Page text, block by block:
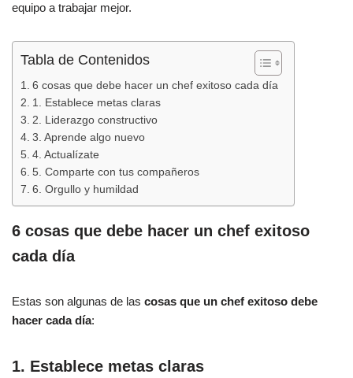
equipo a trabajar mejor.
Tabla de Contenidos
6 cosas que debe hacer un chef exitoso cada día
1. Establece metas claras
2. Liderazgo constructivo
3. Aprende algo nuevo
4. Actualízate
5. Comparte con tus compañeros
6. Orgullo y humildad
6 cosas que debe hacer un chef exitoso
cada día
Estas son algunas de las cosas que un chef exitoso debe
hacer cada día:
1. Establece metas claras